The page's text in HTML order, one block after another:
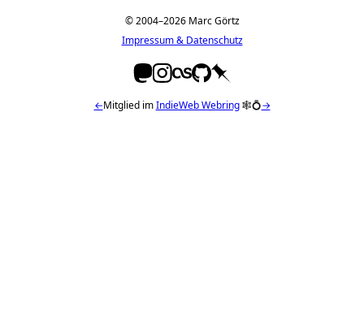
© 2004–2026 Marc Görtz
Impressum & Datenschutz
←Mitglied imIndieWeb Webring🕸💍→